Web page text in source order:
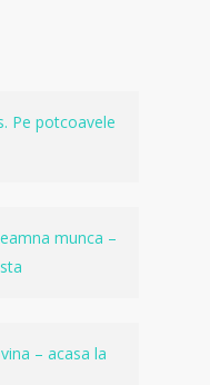
Pe potcoavele
munca –
– acasa la